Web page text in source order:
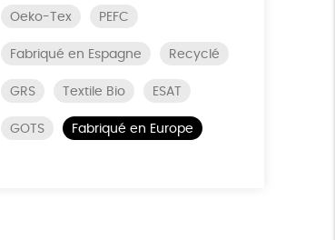
Oeko-Tex PEFC
Fabriqué en Espagne Recyclé
GRS Textile Bio ESAT
GOTS Fabriqué en Europe